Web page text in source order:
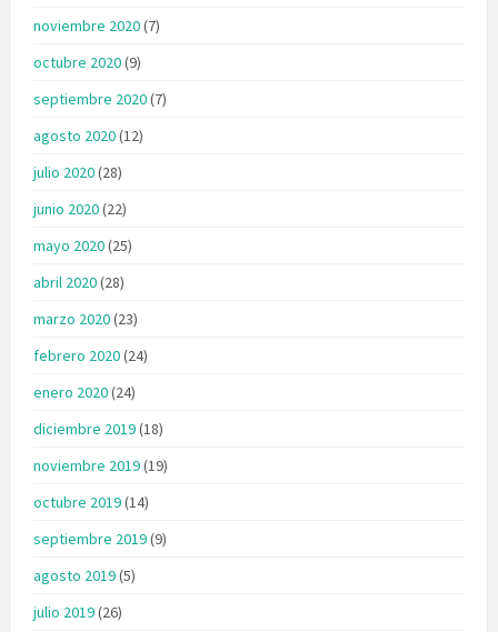
noviembre 2020(7)
octubre 2020(9)
septiembre 2020(7)
agosto 2020(12)
julio 2020(28)
junio 2020(22)
mayo 2020(25)
abril 2020(28)
marzo 2020(23)
febrero 2020(24)
enero 2020(24)
diciembre 2019(18)
noviembre 2019(19)
octubre 2019(14)
septiembre 2019(9)
agosto 2019(5)
julio 2019(26)